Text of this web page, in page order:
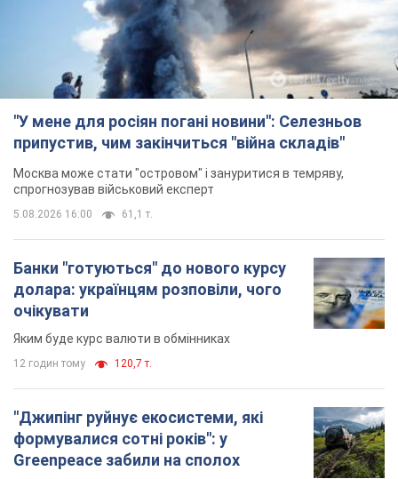
"У мене для росіян погані новини": Селезньов
припустив, чим закінчиться "війна складів"
Москва може стати "островом" і зануритися в темряву,
спрогнозував військовий експерт
5.08.2026 16:00 61,1 т.
Банки "готуються" до нового курсу
долара: українцям розповіли, чого
очікувати
Яким буде курс валюти в обмінниках
12 годин тому 120,7 т.
"Джипінг руйнує екосистеми, які
формувалися сотні років": у
Greenpeace забили на сполох